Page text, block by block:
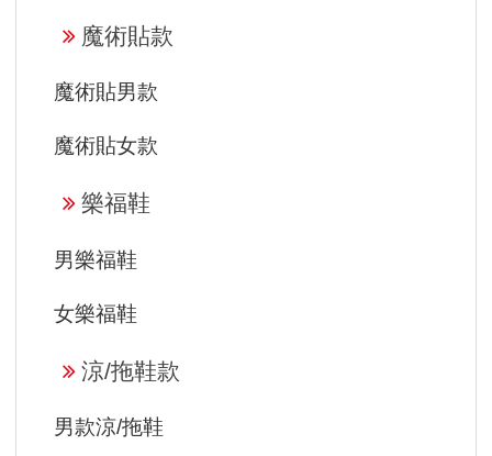
魔術貼款
魔術貼男款
魔術貼女款
樂福鞋
男樂福鞋
女樂福鞋
涼/拖鞋款
男款涼/拖鞋